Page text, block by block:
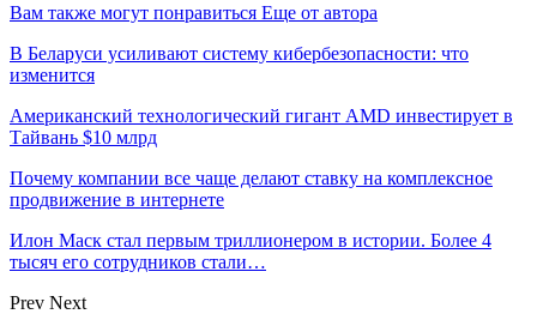
Вам также могут понравиться Еще от автора
В Беларуси усиливают систему кибербезопасности: что
изменится
Американский технологический гигант AMD инвестирует в
Тайвань $10 млрд
Почему компании все чаще делают ставку на комплексное
продвижение в интернете
Илон Маск стал первым триллионером в истории. Более 4
тысяч его сотрудников стали…
Prev Next